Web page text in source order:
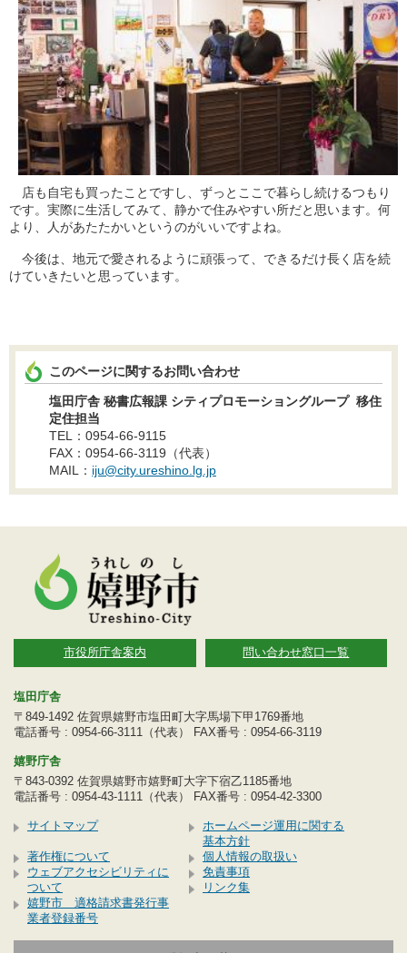
店も自宅も買ったことですし、ずっとここで暮らし続けるつもり
です。実際に生活してみて、静かで住みやすい所だと思います。何
より、人があたたかいというのがいいですよね。
今後は、地元で愛されるように頑張って、できるだけ長く店を続
けていきたいと思っています。
このページに関するお問い合わせ
塩田庁舎 秘書広報課 シティプロモーショングループ 移住
定住担当
TEL：0954-66-9115
FAX：0954-66-3119（代表）
MAIL： iju@city.ureshino.lg.jp
市役所庁舎案内 問い合わせ窓口一覧
塩田庁舎
〒849-1492 佐賀県嬉野市塩田町大字馬場下甲1769番地
電話番号 : 0954-66-3111（代表） FAX番号 : 0954-66-3119
嬉野庁舎
〒843-0392 佐賀県嬉野市嬉野町大字下宿乙1185番地
電話番号 : 0954-43-1111（代表） FAX番号 : 0954-42-3300
サイトマップ
ホームページ運用に関する
基本方針
著作権について
個人情報の取扱い
ウェブアクセシビリティに
ついて
免責事項
リンク集
嬉野市 適格請求書発行事
業者登録番号